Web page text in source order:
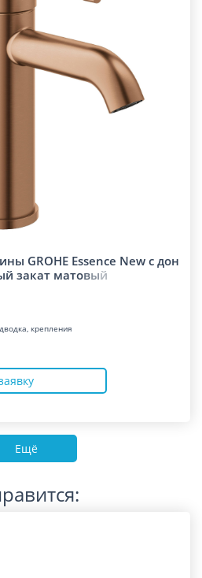
GROHE Essence New с дон
закат матовый
крепления
Ещё